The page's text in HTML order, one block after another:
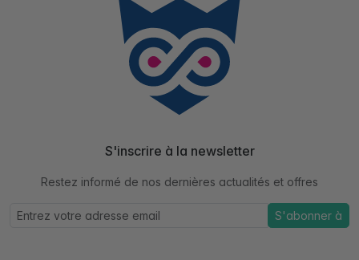
S'inscrire à la newsletter
Restez informé de nos dernières actualités et offres
S'abonner à